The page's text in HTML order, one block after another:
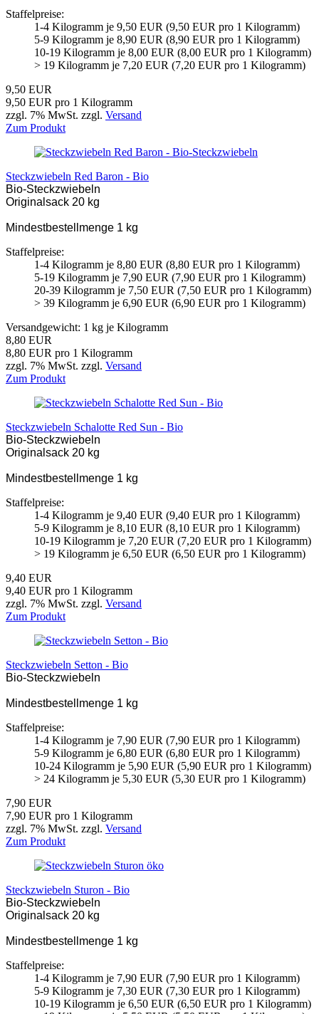
Staffelpreise:
1-4 Kilogramm je 9,50 EUR (9,50 EUR pro 1 Kilogramm)
5-9 Kilogramm je 8,90 EUR (8,90 EUR pro 1 Kilogramm)
10-19 Kilogramm je 8,00 EUR (8,00 EUR pro 1 Kilogramm)
> 19 Kilogramm je 7,20 EUR (7,20 EUR pro 1 Kilogramm)
9,50 EUR
9,50 EUR pro 1 Kilogramm
zzgl. 7% MwSt. zzgl. Versand
Zum Produkt
Steckzwiebeln Red Baron - Bio
Bio-Steckzwiebeln
Originalsack 20 kg
Mindestbestellmenge 1 kg
Staffelpreise:
1-4 Kilogramm je 8,80 EUR (8,80 EUR pro 1 Kilogramm)
5-19 Kilogramm je 7,90 EUR (7,90 EUR pro 1 Kilogramm)
20-39 Kilogramm je 7,50 EUR (7,50 EUR pro 1 Kilogramm)
> 39 Kilogramm je 6,90 EUR (6,90 EUR pro 1 Kilogramm)
Versandgewicht: 1 kg je Kilogramm
8,80 EUR
8,80 EUR pro 1 Kilogramm
zzgl. 7% MwSt. zzgl. Versand
Zum Produkt
Steckzwiebeln Schalotte Red Sun - Bio
Bio-Steckzwiebeln
Originalsack 20 kg
Mindestbestellmenge 1 kg
Staffelpreise:
1-4 Kilogramm je 9,40 EUR (9,40 EUR pro 1 Kilogramm)
5-9 Kilogramm je 8,10 EUR (8,10 EUR pro 1 Kilogramm)
10-19 Kilogramm je 7,20 EUR (7,20 EUR pro 1 Kilogramm)
> 19 Kilogramm je 6,50 EUR (6,50 EUR pro 1 Kilogramm)
9,40 EUR
9,40 EUR pro 1 Kilogramm
zzgl. 7% MwSt. zzgl. Versand
Zum Produkt
Steckzwiebeln Setton - Bio
Bio-Steckzwiebeln
Mindestbestellmenge 1 kg
Staffelpreise:
1-4 Kilogramm je 7,90 EUR (7,90 EUR pro 1 Kilogramm)
5-9 Kilogramm je 6,80 EUR (6,80 EUR pro 1 Kilogramm)
10-24 Kilogramm je 5,90 EUR (5,90 EUR pro 1 Kilogramm)
> 24 Kilogramm je 5,30 EUR (5,30 EUR pro 1 Kilogramm)
7,90 EUR
7,90 EUR pro 1 Kilogramm
zzgl. 7% MwSt. zzgl. Versand
Zum Produkt
Steckzwiebeln Sturon - Bio
Bio-Steckzwiebeln
Originalsack 20 kg
Mindestbestellmenge 1 kg
Staffelpreise:
1-4 Kilogramm je 7,90 EUR (7,90 EUR pro 1 Kilogramm)
5-9 Kilogramm je 7,30 EUR (7,30 EUR pro 1 Kilogramm)
10-19 Kilogramm je 6,50 EUR (6,50 EUR pro 1 Kilogramm)